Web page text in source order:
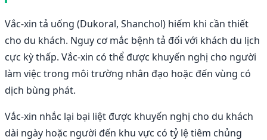
Vắc-xin tả uống (Dukoral, Shanchol) hiếm khi cần thiết
cho du khách. Nguy cơ mắc bệnh tả đối với khách du lịch
cực kỳ thấp. Vắc-xin có thể được khuyến nghị cho người
làm việc trong môi trường nhân đạo hoặc đến vùng có
dịch bùng phát.
Vắc-xin nhắc lại bại liệt được khuyến nghị cho du khách
dài ngày hoặc người đến khu vực có tỷ lệ tiêm chủng